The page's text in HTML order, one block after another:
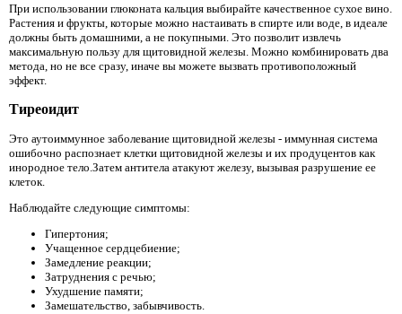
При использовании глюконата кальция выбирайте качественное сухое вино.
Растения и фрукты, которые можно настаивать в спирте или воде, в идеале
должны быть домашними, а не покупными. Это позволит извлечь
максимальную пользу для щитовидной железы. Можно комбинировать два
метода, но не все сразу, иначе вы можете вызвать противоположный
эффект.
Тиреоидит
Это аутоиммунное заболевание щитовидной железы - иммунная система
ошибочно распознает клетки щитовидной железы и их продуцентов как
инородное тело.Затем антитела атакуют железу, вызывая разрушение ее
клеток.
Наблюдайте следующие симптомы:
Гипертония;
Учащенное сердцебиение;
Замедление реакции;
Затруднения с речью;
Ухудшение памяти;
Замешательство, забывчивость.